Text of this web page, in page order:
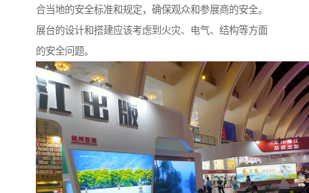
合当地的安全标准和规定，确保观众和参展商的安全。
展台的设计和搭建应该考虑到火灾、电气、结构等方面
的安全问题。